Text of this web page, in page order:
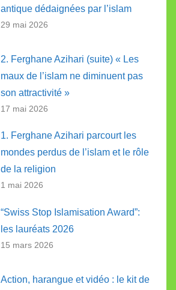
antique dédaignées par l’islam
29 mai 2026
2. Ferghane Azihari (suite) « Les
maux de l’islam ne diminuent pas
son attractivité »
17 mai 2026
1. Ferghane Azihari parcourt les
mondes perdus de l’islam et le rôle
de la religion
1 mai 2026
“Swiss Stop Islamisation Award”:
les lauréats 2026
15 mars 2026
Action, harangue et vidéo : le kit de